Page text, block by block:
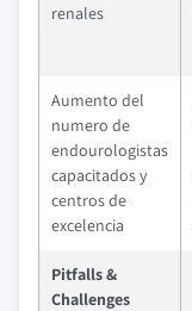
renales
Aumento del
numero de
endourologistas
capacitados y
centros de
excelencia
Pitfalls &
Challenges